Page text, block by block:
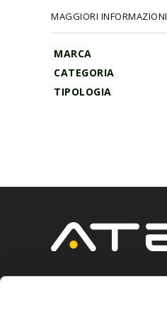
di
immagini
MAGGIORI INFORMAZIONI
MARCA
CATEGORIA
TIPOLOGIA